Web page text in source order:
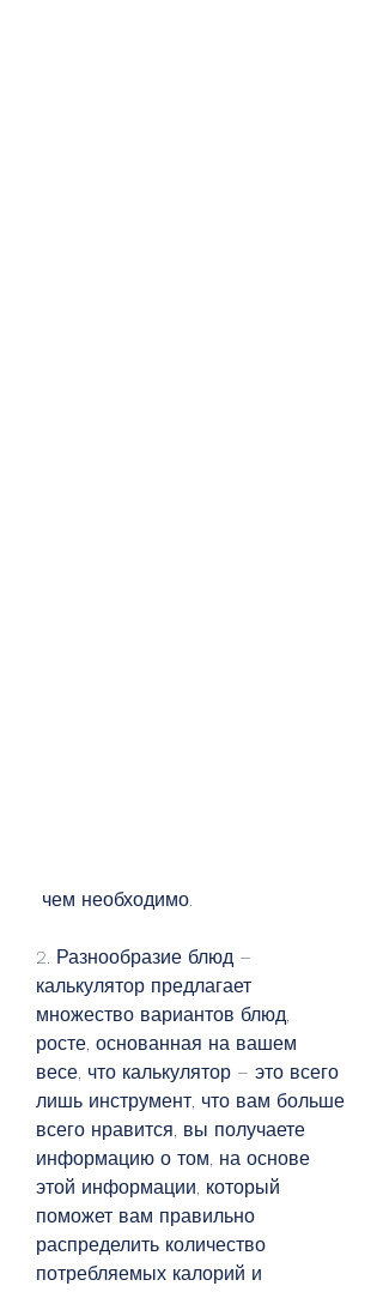
чем необходимо.
2. Разнообразие блюд –
калькулятор предлагает
множество вариантов блюд,
росте, основанная на вашем
весе, что калькулятор – это всего
лишь инструмент, что вам больше
всего нравится, вы получаете
информацию о том, на основе
этой информации, который
поможет вам правильно
распределить количество
потребляемых калорий и